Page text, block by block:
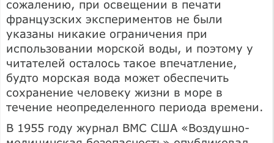
сожалению, при освещении в печати
французских экспериментов не были
указаны никакие ограничения при
использовании морской воды, и поэтому у
читателей осталось такое впечатление,
будто морская вода может обеспечить
сохранение человеку жизни в море в
течение неопределенного периода времени.
В 1955 году журнал ВМС США «Воздушно-